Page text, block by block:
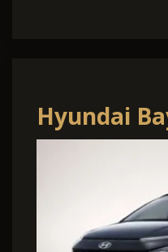
Hyundai
Edition